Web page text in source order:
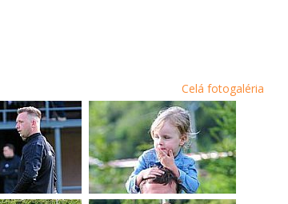
Celá fotogaléria